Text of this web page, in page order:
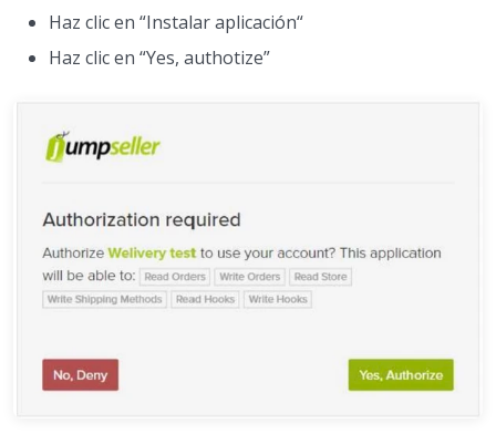
Haz clic en “Instalar aplicación“
Haz clic en “Yes, authotize”